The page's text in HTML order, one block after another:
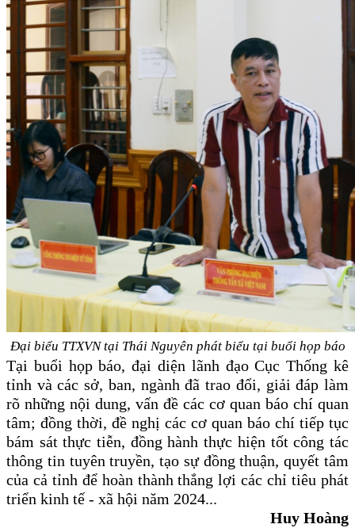
Đại biểu TTXVN tại Thái Nguyên phát biểu tại buổi họp báo
Tại buổi họp báo, đại diện lãnh đạo Cục Thống kê
tỉnh và các sở, ban, ngành đã trao đổi, giải đáp làm
rõ những nội dung, vấn đề các cơ quan báo chí quan
tâm; đồng thời, đề nghị các cơ quan báo chí tiếp tục
bám sát thực tiễn, đồng hành thực hiện tốt công tác
thông tin tuyên truyền, tạo sự đồng thuận, quyết tâm
của cả tỉnh để hoàn thành thắng lợi các chỉ tiêu phát
triển kinh tế - xã hội năm 2024...
Huy Hoàng